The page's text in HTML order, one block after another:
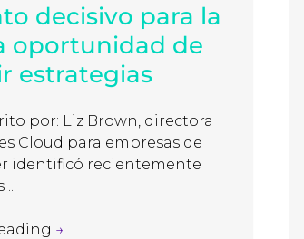
decisivo para la
oportunidad de
estrategias
por: Liz Brown, directora
Cloud para empresas de
identificó recientemente
→